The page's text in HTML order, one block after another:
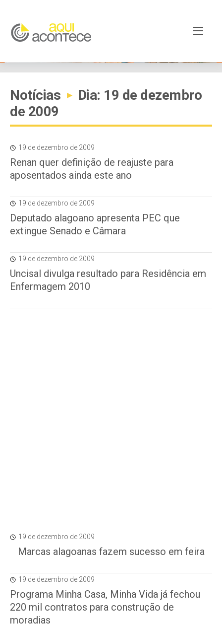
Notícias ▸
Dia: 19 de dezembro
de 2009
19 de dezembro de 2009
Renan quer definição de reajuste para
aposentados ainda este ano
19 de dezembro de 2009
Deputado alagoano apresenta PEC que
extingue Senado e Câmara
19 de dezembro de 2009
Uncisal divulga resultado para Residência em
Enfermagem 2010
19 de dezembro de 2009
Marcas alagoanas fazem sucesso em feira
19 de dezembro de 2009
Programa Minha Casa, Minha Vida já fechou
220 mil contratos para construção de
moradias